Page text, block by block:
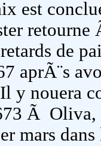
est
retourne
de
aprÃ¨s
nouera
Ã Oliva,
mars